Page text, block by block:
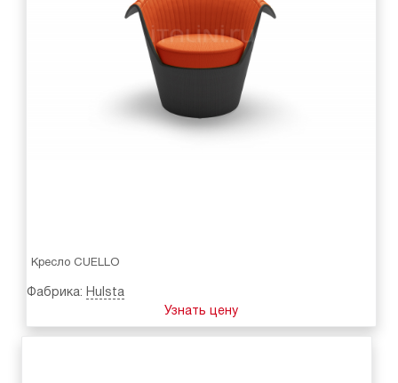
Кресло CUELLO
Фабрика: Hulsta
Узнать цену